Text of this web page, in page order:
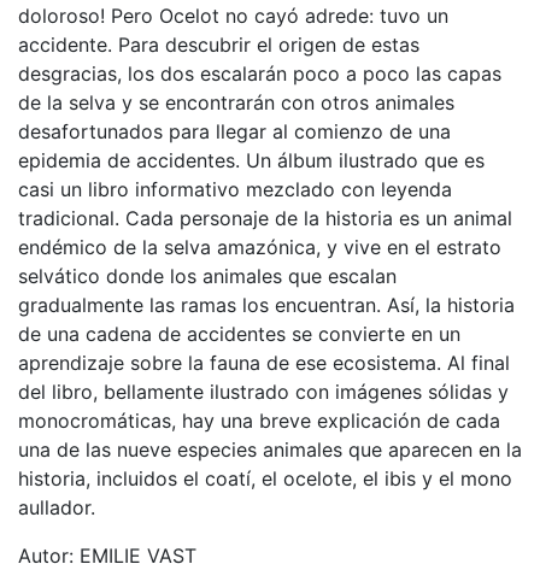
doloroso! Pero Ocelot no cayó adrede: tuvo un
accidente. Para descubrir el origen de estas
desgracias, los dos escalarán poco a poco las capas
de la selva y se encontrarán con otros animales
desafortunados para llegar al comienzo de una
epidemia de accidentes. Un álbum ilustrado que es
casi un libro informativo mezclado con leyenda
tradicional. Cada personaje de la historia es un animal
endémico de la selva amazónica, y vive en el estrato
selvático donde los animales que escalan
gradualmente las ramas los encuentran. Así, la historia
de una cadena de accidentes se convierte en un
aprendizaje sobre la fauna de ese ecosistema. Al final
del libro, bellamente ilustrado con imágenes sólidas y
monocromáticas, hay una breve explicación de cada
una de las nueve especies animales que aparecen en la
historia, incluidos el coatí, el ocelote, el ibis y el mono
aullador.
Autor: EMILIE VAST